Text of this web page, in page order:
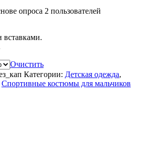
опроса 2 пользователей
Очистить
Категории: Детская одежда,
Спортивные костюмы для мальчиков